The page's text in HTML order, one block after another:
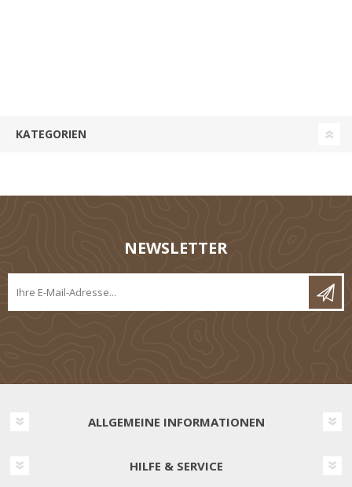
KATEGORIEN
NEWSLETTER
ALLGEMEINE INFORMATIONEN
HILFE & SERVICE